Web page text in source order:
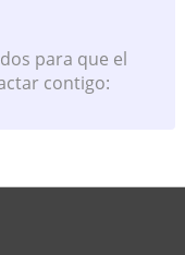
para que el
contigo: